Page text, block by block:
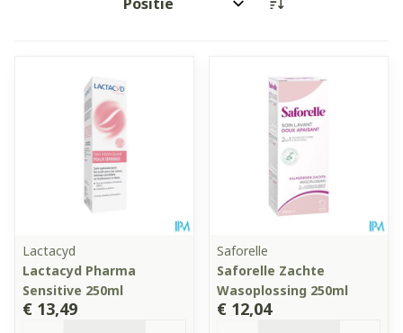
Sorteer op:
Lactacyd
Lactacyd Pharma
Sensitive 250ml
€ 13,49
Saforelle
Saforelle Zachte
Wasoplossing 250ml
€ 12,04